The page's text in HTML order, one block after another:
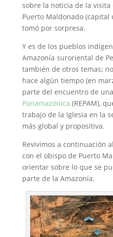
sobre la noticia de la
Puerto Maldonado (capital
tomó por sorpresa.
Y es de los pueblos
Amazonía suroriental de
también de otros temas;
hace algún tiempo (en
parte del encuentro de
Panamazónica (REPAM),
trabajo de la Iglesia en la
más global y propositiva.
Revivimos a continuación
con el obispo de Puerto
orientar sobre lo que se
parte de la Amazonía.